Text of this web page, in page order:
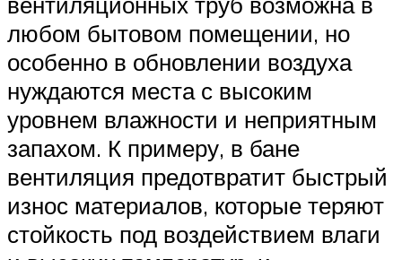
любом бытовом помещении, но
особенно в обновлении воздуха
нуждаются места с высоким
уровнем влажности и неприятным
запахом. К примеру, в бане
вентиляция предотвратит быстрый
износ материалов, которые теряют
стойкость под воздействием влаги